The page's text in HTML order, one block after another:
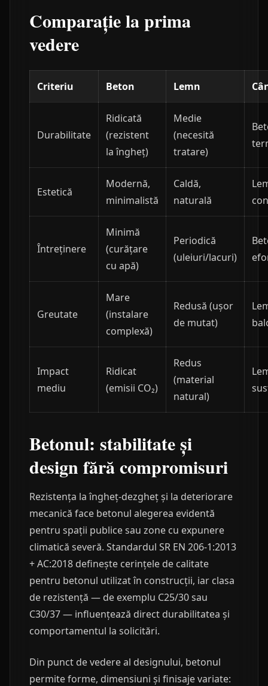
Comparație la prima
vedere
Criteriu Beton Lemn
Durabilitate
Ridicată
(rezistent
la îngheț)
Medie
(necesită
tratare)
Estetică
Modernă,
minimalistă
Caldă,
naturală
Întreținere
Minimă
(curățare
cu apă)
Periodică
(uleiuri/lacuri)
Greutate
Mare
(instalare
complexă)
Redusă (ușor
de mutat)
Impact
mediu
Ridicat
(emisii CO₂)
Redus
(material
natural)
Betonul: stabilitate și
design fără compromisuri
Rezistența la îngheț-dezgheț și la deteriorare
mecanică face betonul alegerea evidentă
pentru spații publice sau zone cu expunere
climatică severă. Standardul SR EN 206-1:2013
+ AC:2018 definește cerințele de calitate
pentru betonul utilizat în construcții, iar clasa
de rezistență — de exemplu C25/30 sau
C30/37 — influențează direct durabilitatea și
comportamentul la solicitări.
Din punct de vedere al designului, betonul
permite forme, dimensiuni și finisaje variate: